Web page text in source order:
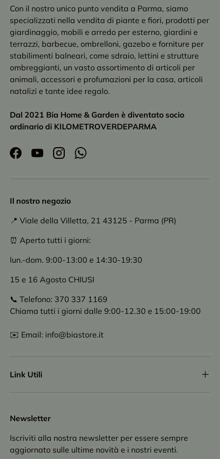
Con il nostro unico punto vendita a Parma, siamo
specializzati nella vendita di piante e fiori, prodotti per
giardinaggio, mobili e arredo per esterno, giardini e
terrazzi, barbecue, ombrelloni, gazebo e forniture per
stabilimenti balneari, come sdraio, lettini e strutture
ombreggianti, un vasto assortimento di articoli per
animali, accessori e profumazioni per la casa, articoli
natalizi e tante idee regalo.
Dal 2021 Bia Home & Garden è diventato socio
ordinario di KILOMETROVERDEPARMA
FacebookYouTubeInstagramWhatsApp
Il nostro negozio
📍 Viale della Villetta, 21 43125 - Parma (PR)
⏰ Aperto tutti i giorni:
lun.-dom. 9:00-13:00 e 14:30-19:30
15 e 16 Agosto CHIUSI
📞 Telefono: 370 337 1169
Chiama tutti i giorni dalle 9:00-12.30 e 15:00-19:00
✉️ Email: info@biastore.it
Link Utili
Newsletter
Iscriviti alla nostra newsletter per essere sempre
aggiornato sulle ultime novità e i nostri eventi.